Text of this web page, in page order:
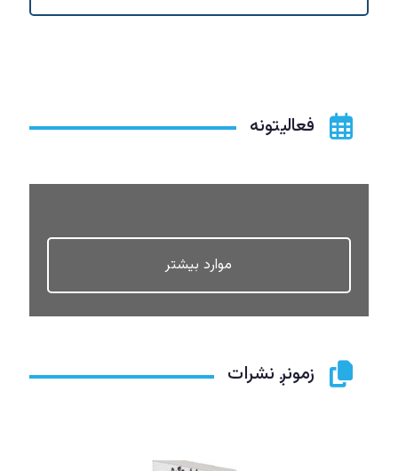
فعالیتونه
موارد بیشتر
زمونږ نشرات